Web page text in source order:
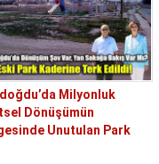
Milyonluk
Dönüşümün
Unutulan Park